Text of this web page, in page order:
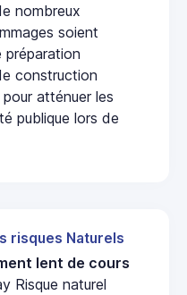
nombreux
soient
préparation
construction
atténuer les
publique lors de
risques Naturels
lent de cours
Risque naturel